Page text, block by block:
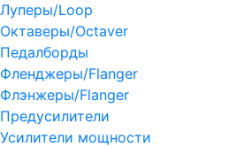
Луперы/Loop
Октаверы/Octaver
Педалборды
Фленджеры/Flanger
Флэнжеры/Flanger
Предусилители
Усилители мощности